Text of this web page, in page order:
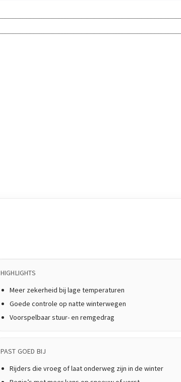
HIGHLIGHTS
Meer zekerheid bij lage temperaturen
Goede controle op natte winterwegen
Voorspelbaar stuur- en remgedrag
PAST GOED BIJ
Rijders die vroeg of laat onderweg zijn in de winter